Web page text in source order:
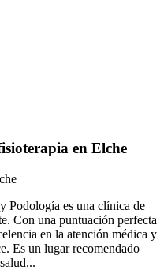
en Elche
Podología es una clínica de
Con una puntuación perfecta
en la atención médica y
Es un lugar recomendado